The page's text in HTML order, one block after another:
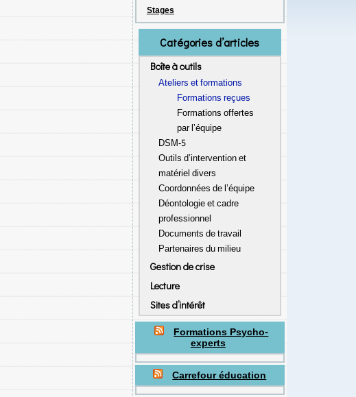
Stages
Catégories d’articles
Boîte à outils
Ateliers et formations
Formations reçues
Formations offertes
par l’équipe
DSM-5
Outils d’intervention et
matériel divers
Coordonnées de l’équipe
Déontologie et cadre
professionnel
Documents de travail
Partenaires du milieu
Gestion de crise
Lecture
Sites d’intérêt
Formations Psycho-
experts
Carrefour éducation